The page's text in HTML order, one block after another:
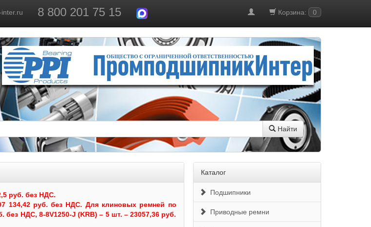
8 800 201 75 15 Корзина: 0
Найти
руб. без НДС.
134,42 руб. без НДС. Для клиновых ремней по
без НДС, 8-8V1250-J (KRB) – 5 шт. – 23057,36 руб.
Каталог
Подшипники
Приводные ремни